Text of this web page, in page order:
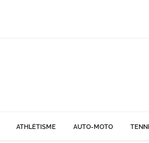
ATHLÉTISME AUTO-MOTO